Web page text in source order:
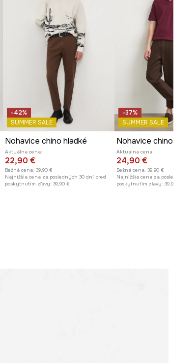
-42%
SUMMER SALE
Nohavice chino hladké
Aktuálna cena:
22,90 €
Bežná cena: 39,90 €
Najnižšia cena za posledných 30 dní pred
poskytnutím zľavy: 39,90 €
-37%
SUMMER SALE
Aktuálna cena:
24,90 €
Bežná cena: 39,90 €
Najnižšia cena za posledných
poskytnutím zľavy: 39,90 €